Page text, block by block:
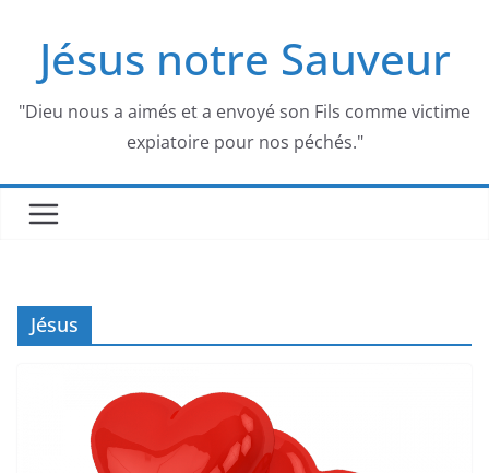
contenuJésus notre Sauveur
"Dieu nous a aimés et a envoyé son Fils comme victime
expiatoire pour nos péchés."
Jésus